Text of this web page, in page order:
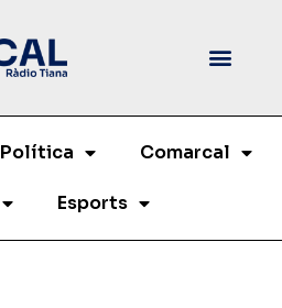
Política Comarcal
Esports